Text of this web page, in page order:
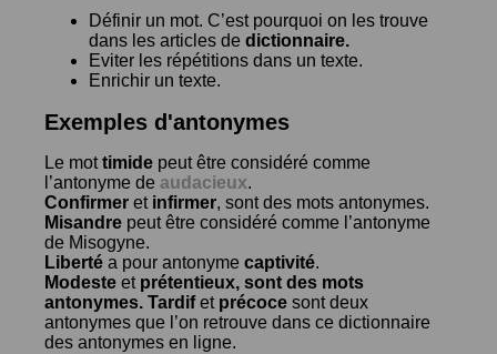
Définir un mot. C’est pourquoi on les trouve
dans les articles de dictionnaire.
Eviter les répétitions dans un texte.
Enrichir un texte.
Exemples d'antonymes
Le mottimide peut être considéré comme
l’antonyme de audacieux.
Confirmer et infirmer, sont des mots antonymes.
Misandre peut être considéré comme l’antonyme
de Misogyne.
Liberté a pour antonyme captivité.
Modeste et prétentieux, sont des mots
antonymes. Tardifet précoce sont deux
antonymes que l’on retrouve dans ce dictionnaire
des antonymes en ligne.